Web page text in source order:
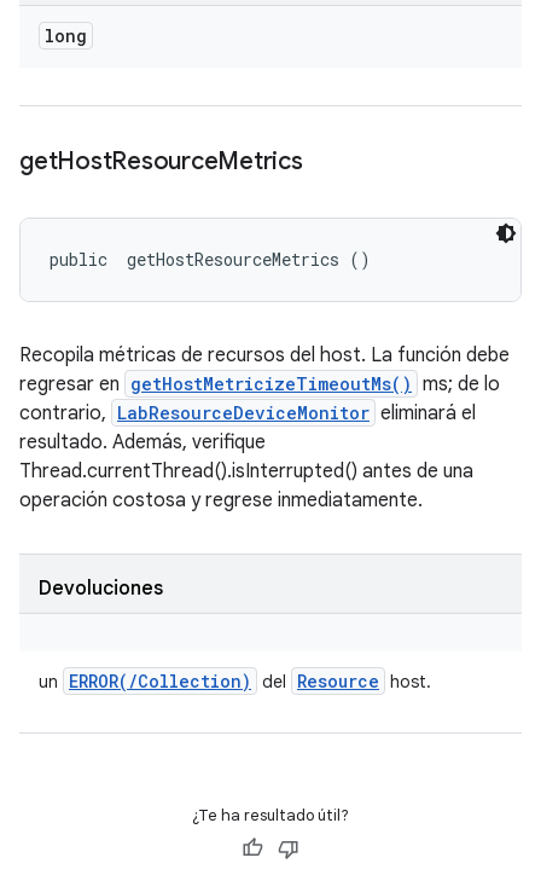
long
getHostResourceMetrics
public getHostResourceMetrics ()
Recopila métricas de recursos del host. La función debe
regresar en getHostMetricizeTimeoutMs() ms; de lo
contrario, LabResourceDeviceMonitor eliminará el
resultado. Además, verifique
Thread.currentThread().isInterrupted() antes de una
operación costosa y regrese inmediatamente.
Devoluciones
un ERROR( /Collection) del Resource host.
¿Te ha resultado útil?